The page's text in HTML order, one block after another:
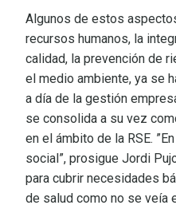
Algunos de estos
recursos humanos, la
calidad, la prevención de
el medio ambiente, ya se
a día de la gestión
se consolida a su vez
en el ámbito de la RSE.
social”, prosigue Jordi
para cubrir necesidades
de salud como no se veía